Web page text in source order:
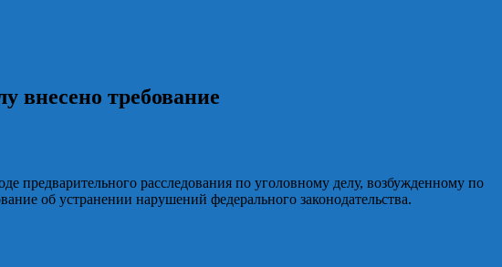
внесено требование
предварительного расследования по уголовному делу, возбужденному по
об устранении нарушений федерального законодательства.